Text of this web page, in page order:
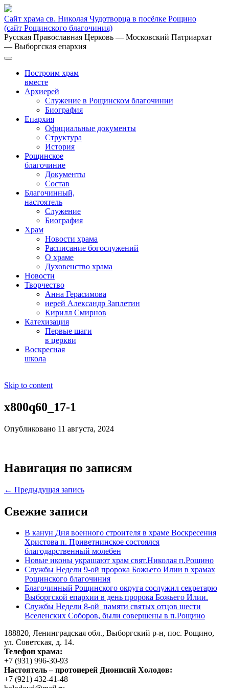
Сайт храма св. Николая Чудотворца в посёлке Рощино
(сайт Рощинского благочиния)
Русская Православная Церковь — Московский Патриархат
— Выборгская епархия
Построим храм
вместе
Архиерей
Служение в Рощинском благочинии
Биография
Епархия
Официальные документы
Структура
История
Рощинское
благочиние
Документы
Состав
Благочинный,
настоятель
Служение
Биография
Храм
Новости храма
Расписание богослужений
О храме
Духовенство храма
Новости
Творчество
Анна Герасимова
иерей Александр Заплетин
Кирилл Смирнов
Катехизация
Первые шаги
в церкви
Воскресная
школа
Skip to content
x800q60_17-1
Опубликовано 11 августа, 2024
Навигация по записям
← Предыдущая запись
Свежие записи
В канун Дня военного строителя в храме Воскресения
Христова п. Приветнинское состоялся
благодарственный молебен
Новые иконы украшают храм свят.Николая п.Рощино
Службы Недели 9-ой пророка Божьего Илии в храмах
Рощинского благочиния
Благочинный Рощинского округа сослужил секретарю
Выборгской епархии в день пророка Божьего Илии.
Службы Недели 8-ой памяти святых отцов шести
Вселенских Соборов, были совершены в п.Рощино
188820, Ленинградская обл., Выборгский р-н, пос. Рощино,
ул. Советская, д. 14.
Телефон храма:
+7 (931) 996-30-93
Настоятель – протоиерей Дионисий Холодов:
+7 (921) 432-41-48